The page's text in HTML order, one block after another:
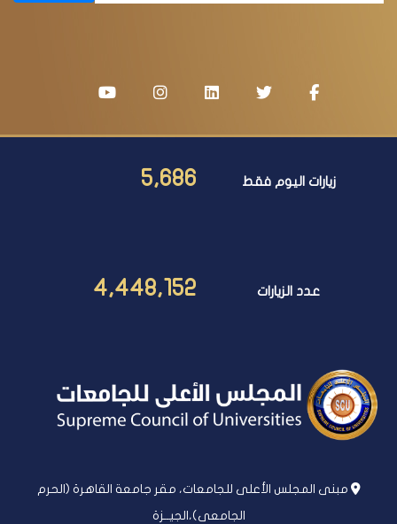
زيارات اليوم فقط 5,686
عدد الزيارات 4,448,152
مبنى المجلس الأعلى للجامعات، مقر جامعة القاهرة (الحرم
الجامعى)،الجيــزة